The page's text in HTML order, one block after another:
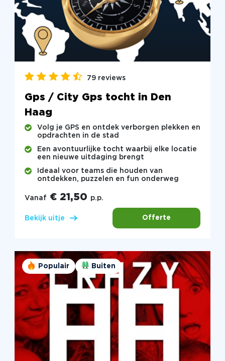
79 reviews
Gps / City Gps tocht in Den
Haag
Volg je GPS en ontdek verborgen plekken en
opdrachten in de stad
Een avontuurlijke tocht waarbij elke locatie
een nieuwe uitdaging brengt
Ideaal voor teams die houden van
ontdekken, puzzelen en fun onderweg
Vanaf € 21,50 p.p.
Bekijk uitje Offerte
Populair Buiten